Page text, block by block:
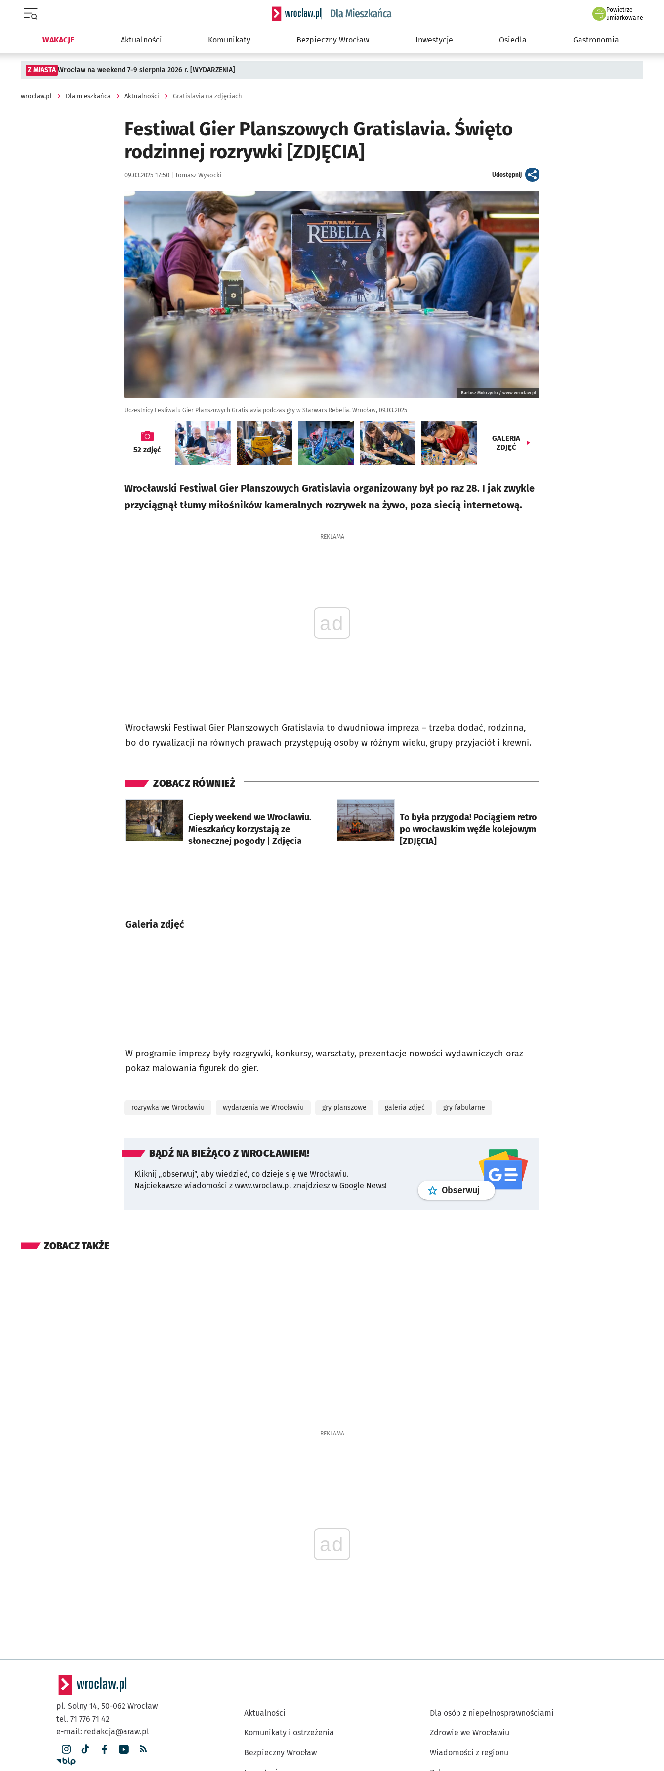
Serwis informacyjny wroclaw.pl podserwis: Dla mieszkańca
Powietrze
we Wrocławiu
umiarkowane
WAKACJE Aktualności Komunikaty Bezpieczny Wrocław Inwestycje Osiedla Gastronomia
Z MIASTA Wrocław na weekend 7-9 sierpnia 2026 r. [WYDARZENIA]
wroclaw.pl Dla mieszkańca Aktualności Gratislavia na zdjęciach
Festiwal Gier Planszowych Gratislavia. Święto
rodzinnej rozrywki [ZDJĘCIA]
Data publikacji:
09.03.2025 17:50 | Autor:
Tomasz Wysocki Udostępnijartykuł
Kliknij, aby zobaczyć galerię
Bartosz Mokrzycki / www.wroclaw.pl
Uczestnicy Festiwalu Gier Planszowych Gratislavia podczas gry w Starwars Rebelia. Wrocław, 09.03.2025
galeria
52 zdjęć
GALERIA
ZDJĘĆ
Wrocławski Festiwal Gier Planszowych Gratislavia organizowany był po raz 28. I jak zwykle
przyciągnął tłumy miłośników kameralnych rozrywek na żywo, poza siecią internetową.
REKLAMA
ad
Wrocławski Festiwal Gier Planszowych Gratislavia to dwudniowa impreza – trzeba dodać, rodzinna,
bo do rywalizacji na równych prawach przystępują osoby w różnym wieku, grupy przyjaciół i krewni.
ZOBACZ RÓWNIEŻ
Ciepły weekend we Wrocławiu.
Mieszkańcy korzystają ze
słonecznej pogody | Zdjęcia
otworzy się w nowej karcie
To była przygoda! Pociągiem retro
po wrocławskim węźle kolejowym
[ZDJĘCIA]
otworzy się w nowej karcie
Galeria zdjęć
W programie imprezy były rozgrywki, konkursy, warsztaty, prezentacje nowości wydawniczych oraz
pokaz malowania figurek do gier.
rozrywka we Wrocławiu wydarzenia we Wrocławiu gry planszowe galeria zdjęć gry fabularne
BĄDŹ NA BIEŻĄCO Z WROCŁAWIEM!
Kliknij „obserwuj”, aby wiedzieć, co dzieje się we Wrocławiu.
Najciekawsze wiadomości z www.wroclaw.pl znajdziesz w Google News!
Obserwuj profilgoogle news
ZOBACZ TAKŻE
REKLAMA
ad
pl. Solny 14, 50-062 Wrocław
tel. 71 776 71 42
e-mail: redakcja@araw.pl
Aktualności
Komunikaty i ostrzeżenia
Bezpieczny Wrocław
Dla osób z niepełnosprawnościami
Zdrowie we Wrocławiu
Wiadomości z regionu